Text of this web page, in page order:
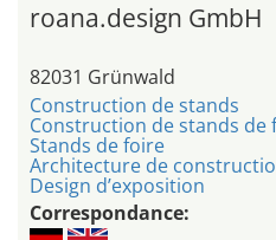
roana.design GmbH
82031 Grünwald
Construction de stands
Construction de stands de
Stands de foire
Architecture de
Design d’exposition
Correspondance: